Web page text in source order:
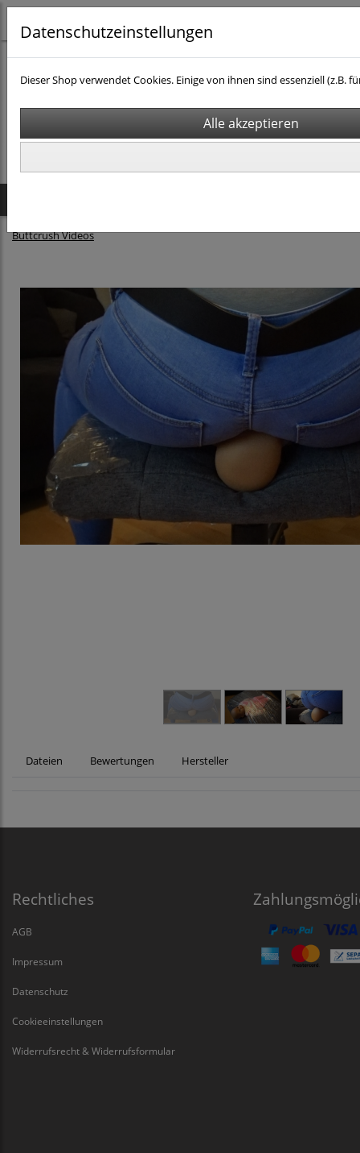
Buttcrush Videos
Dateien Bewertungen Hersteller
Rechtliches
AGB
Impressum
Datenschutz
Cookieeinstellungen
Widerrufsrecht & Widerrufsformular
Datenschutzeinstellungen
Dieser Shop verwendet Cookies. Einige von ihnen sind essenziell